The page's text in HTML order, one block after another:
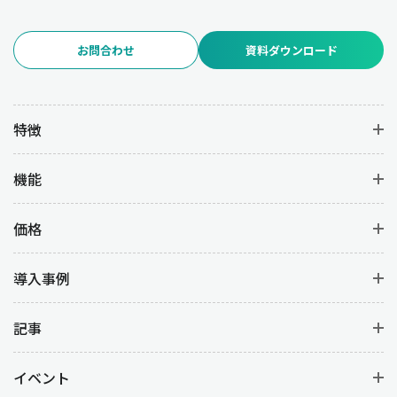
お問合わせ 資料ダウンロード
特徴
機能
価格
導入事例
記事
イベント